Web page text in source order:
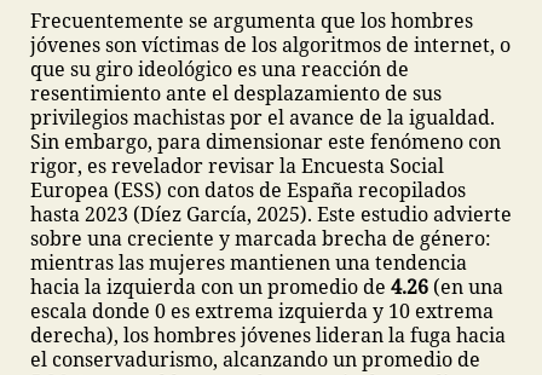
Frecuentemente se argumenta que los hombres
jóvenes son víctimas de los algoritmos de internet, o
que su giro ideológico es una reacción de
resentimiento ante el desplazamiento de sus
privilegios machistas por el avance de la igualdad.
Sin embargo, para dimensionar este fenómeno con
rigor, es revelador revisar la Encuesta Social
Europea (ESS) con datos de España recopilados
hasta 2023 (Díez García, 2025). Este estudio advierte
sobre una creciente y marcada brecha de género:
mientras las mujeres mantienen una tendencia
hacia la izquierda con un promedio de 4.26 (en una
escala donde 0 es extrema izquierda y 10 extrema
derecha), los hombres jóvenes lideran la fuga hacia
el conservadurismo, alcanzando un promedio de